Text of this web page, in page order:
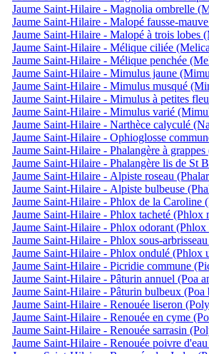
Jaume Saint-Hilaire - Magnolia ombrelle
Jaume Saint-Hilaire - Malopé fausse-
Jaume Saint-Hilaire - Malopé à trois lobes
Jaume Saint-Hilaire - Mélique ciliée
Jaume Saint-Hilaire - Mélique penchée
Jaume Saint-Hilaire - Mimulus jaune
Jaume Saint-Hilaire - Mimulus musqué
Jaume Saint-Hilaire - Mimulus à petites
Jaume Saint-Hilaire - Mimulus varié
Jaume Saint-Hilaire - Narthèce calyculé
Jaume Saint-Hilaire - Ophioglosse
Jaume Saint-Hilaire - Phalangère à
Jaume Saint-Hilaire - Phalangère lis de St
Jaume Saint-Hilaire - Alpiste roseau
Jaume Saint-Hilaire - Alpiste bulbeuse
Jaume Saint-Hilaire - Phlox de la Caroline
Jaume Saint-Hilaire - Phlox tacheté (Phlox
Jaume Saint-Hilaire - Phlox odorant (Phlox
Jaume Saint-Hilaire - Phlox sous-
Jaume Saint-Hilaire - Phlox ondulé (Phlox
Jaume Saint-Hilaire - Picridie commune
Jaume Saint-Hilaire - Pâturin annuel (Poa
Jaume Saint-Hilaire - Pâturin bulbeux (Poa
Jaume Saint-Hilaire - Renouée liseron
Jaume Saint-Hilaire - Renouée en cyme
Jaume Saint-Hilaire - Renouée sarrasin
Jaume Saint-Hilaire - Renouée poivre